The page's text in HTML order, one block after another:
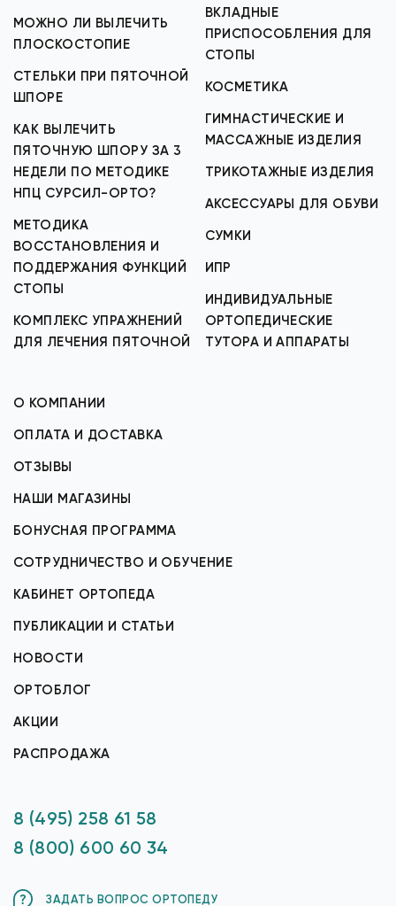
МОЖНО ЛИ ВЫЛЕЧИТЬ
ПЛОСКОСТОПИЕ
СТЕЛЬКИ ПРИ ПЯТОЧНОЙ
ШПОРЕ
КАК ВЫЛЕЧИТЬ
ПЯТОЧНУЮ ШПОРУ ЗА 3
НЕДЕЛИ ПО МЕТОДИКЕ
НПЦ СУРСИЛ-ОРТО?
МЕТОДИКА
ВОССТАНОВЛЕНИЯ И
ПОДДЕРЖАНИЯ ФУНКЦИЙ
СТОПЫ
КОМПЛЕКС УПРАЖНЕНИЙ
ДЛЯ ЛЕЧЕНИЯ ПЯТОЧНОЙ
ВКЛАДНЫЕ
ПРИСПОСОБЛЕНИЯ ДЛЯ
СТОПЫ
КОСМЕТИКА
ГИМНАСТИЧЕСКИЕ И
МАССАЖНЫЕ ИЗДЕЛИЯ
ТРИКОТАЖНЫЕ ИЗДЕЛИЯ
АКСЕССУАРЫ ДЛЯ ОБУВИ
СУМКИ
ИПР
ИНДИВИДУАЛЬНЫЕ
ОРТОПЕДИЧЕСКИЕ
ТУТОРА И АППАРАТЫ
О КОМПАНИИ
ОПЛАТА И ДОСТАВКА
ОТЗЫВЫ
НАШИ МАГАЗИНЫ
БОНУСНАЯ ПРОГРАММА
СОТРУДНИЧЕСТВО И ОБУЧЕНИЕ
КАБИНЕТ ОРТОПЕДА
ПУБЛИКАЦИИ И СТАТЬИ
НОВОСТИ
ОРТОБЛОГ
АКЦИИ
РАСПРОДАЖА
8 (495) 258 61 58
8 (800) 600 60 34
ЗАДАТЬ ВОПРОС ОРТОПЕДУ